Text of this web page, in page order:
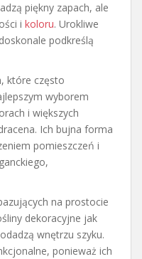
piękny zapach, ale
i koloru. Urokliwe
podkreślą
które często
wyborem
i większych
Ich bujna forma
pomieszczeń i
na prostocie
dekoracyjne jak
wnętrzu szyku.
ponieważ ich